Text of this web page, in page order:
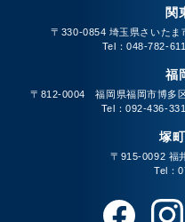
関
〒330-0854 埼玉県さいた
Tel：048-782-
福
〒812-0004 福岡県福岡市博多
Tel：092-436-
塚
〒915-0092 福
Tel：